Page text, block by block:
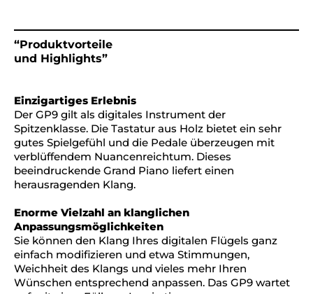
“Produktvorteile
und Highlights”
Einzigartiges Erlebnis
Der GP9 gilt als digitales Instrument der
Spitzenklasse. Die Tastatur aus Holz bietet ein sehr
gutes Spielgefühl und die Pedale überzeugen mit
verblüffendem Nuancenreichtum. Dieses
beeindruckende Grand Piano liefert einen
herausragenden Klang.
Enorme Vielzahl an klanglichen
Anpassungsmöglichkeiten
Sie können den Klang Ihres digitalen Flügels ganz
einfach modifizieren und etwa Stimmungen,
Weichheit des Klangs und vieles mehr Ihren
Wünschen entsprechend anpassen. Das GP9 wartet